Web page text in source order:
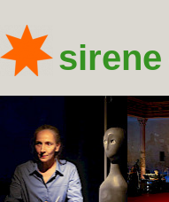
sirene